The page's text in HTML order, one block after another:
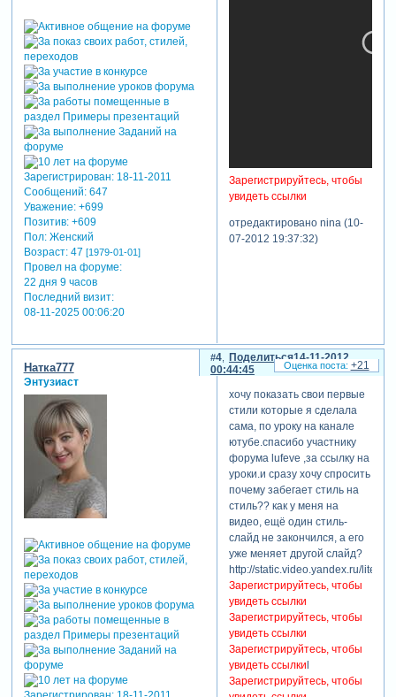
Зарегистрирован: 18-11-2011
Сообщений:647
Уважение: +699
Позитив: +609
Пол:Женский
Возраст:47 [1979-01-01]
Провел на форуме:
22 дня 9 часов
Последний визит:
08-11-2025 00:06:20
Зарегистрируйтесь, чтобы
увидеть ссылки
отредактировано nina (10-
07-2012 19:37:32)
Поделиться
4
14-11-2012
00:44:45
Натка777
Энтузиаст
хочу показать свои первые
стили которые я сделала
сама, по уроку на канале
ютубе.спасибо участнику
форума lufeve ,за ссылку на
уроки.и сразу хочу спросить
почему забегает стиль на
стиль?? как у меня на
видео, ещё один стиль-
слайд не закончился, а его
уже меняет другой слайд?
http://static.video.yandex.ru/lite/
Зарегистрируйтесь, чтобы
увидеть ссылки
Зарегистрируйтесь, чтобы
увидеть ссылки
Зарегистрируйтесь, чтобы
увидеть ссылки
Зарегистрируйтесь, чтобы
+21